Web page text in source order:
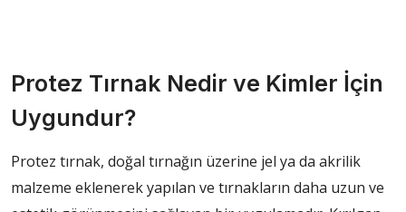
Protez Tırnak Nedir ve Kimler İçin
Uygundur?
Protez tırnak, doğal tırnağın üzerine jel ya da akrilik
malzeme eklenerek yapılan ve tırnakların daha uzun ve